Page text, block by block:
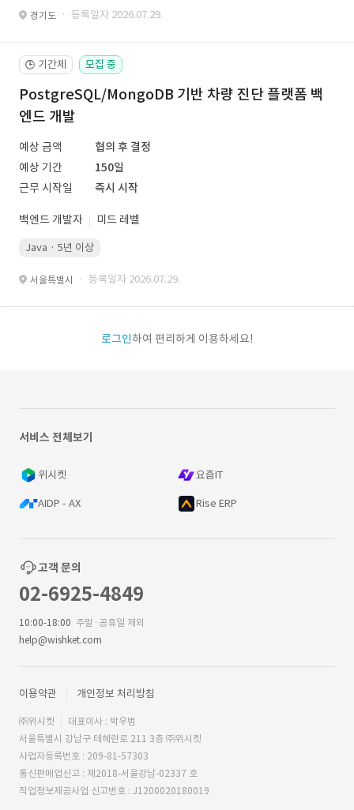
경기도 · 등록일자 2026.07.29.
🕒 기간제 모집 중
PostgreSQL/MongoDB 기반 차량 진단 플랫폼 백
엔드 개발
예상 금액
협의 후 결정
예상 기간
150일
근무 시작일
즉시 시작
백엔드 개발자 미드 레벨
Java · 5년 이상
서울특별시 · 등록일자 2026.07.29.
로그인하여 편리하게 이용하세요!
서비스 전체보기
위시켓 요즘IT
AIDP - AX Rise ERP
고객 문의
02-6925-4849
10:00-18:00 주말·공휴일 제외
help@wishket.com
이용약관 개인정보 처리방침
㈜위시켓
대표이사 : 박우범
서울특별시 강남구 테헤란로 211 3층 ㈜위시켓
사업자등록번호 : 209-81-57303
통신판매업신고 : 제2018-서울강남-02337 호
직업정보제공사업 신고번호 : J1200020180019